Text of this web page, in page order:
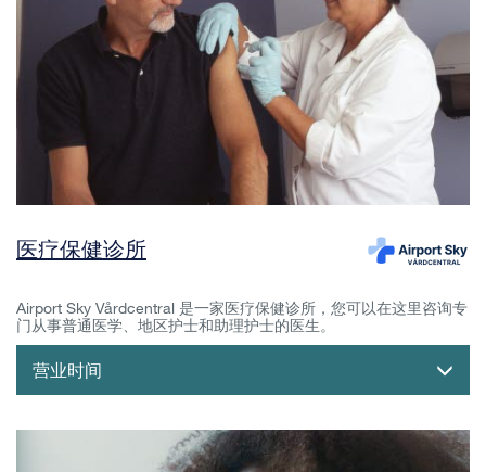
医疗保健诊所
Airport Sky Vårdcentral 是一家医疗保健诊所，您可以在这里咨询专
门从事普通医学、地区护士和助理护士的医生。
营业时间